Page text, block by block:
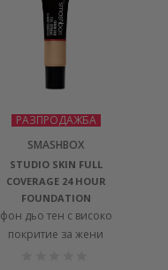
РАЗПРОДАЖБА
SMASHBOX
STUDIO SKIN FULL
COVERAGE 24 HOUR
FOUNDATION
фон дьо тен с високо
покритие за жени